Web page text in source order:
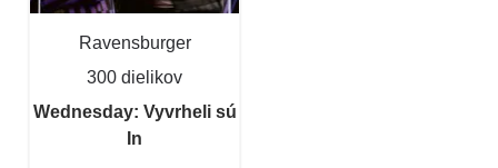
Ravensburger
300 dielikov
Wednesday: Vyvrheli sú
In